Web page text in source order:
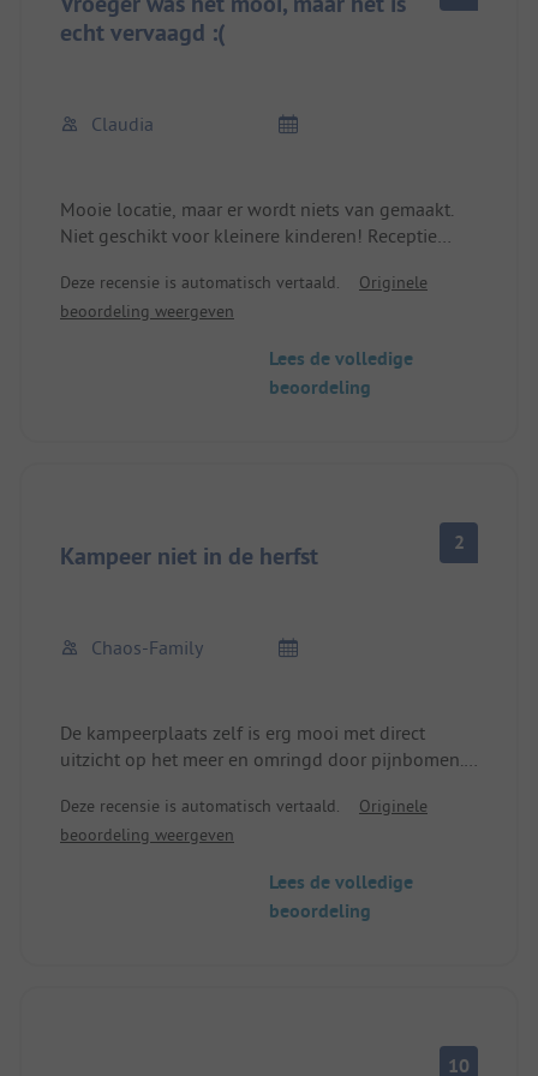
verbetering...een echt geweldige plek zou
mogelijk zijn, maar het lijkt niet in het belang van
echt vervaagd :(
Claudia
Mooie locatie, maar er wordt niets van gemaakt.
Niet geschikt voor kleinere kinderen! Receptie
Deze recensie is automatisch vertaald.
Originele
beoordeling weergeven
Lees de volledige
beoordeling
Kampeer niet in de herfst 2
Chaos-Family
De kampeerplaats zelf is erg mooi met direct
uitzicht op het meer en omringd door pijnbomen.
Wij waren eind september dagenlang de enige
kampeerders, er waren maar een paar vaste
Helaas was de snackbar eind september gesloten,
dus geen broodjes en geen mogelijkheid om 's
Deze recensie is automatisch vertaald.
Originele
beoordeling weergeven
Lees de volledige
beoordeling
10